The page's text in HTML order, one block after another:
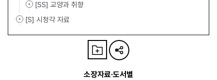
[SS] 교양과 취향
[S] 시청각 자료
소장자료·도서별